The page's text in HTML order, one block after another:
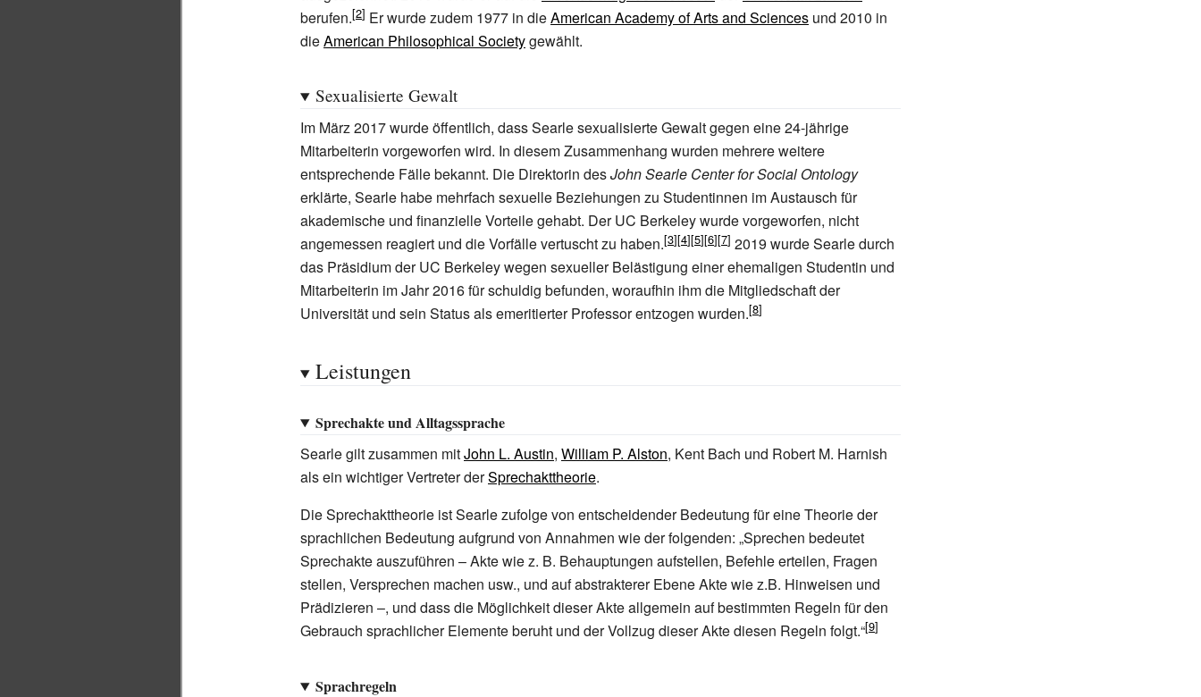
berufen.
Er wurde zudem 1977 in dieAmerican Academy of Arts and Sciences und 2010 in
dieAmerican Philosophical Societygewählt.
Sexualisierte Gewalt
Im März 2017 wurde öffentlich, dass Searle sexualisierte Gewalt gegen eine 24-jährige
Mitarbeiterin vorgeworfen wird. In diesem Zusammenhang wurden mehrere weitere
entsprechende Fälle bekannt. Die Direktorin desJohn Searle Center for Social Ontology
erklärte, Searle habe mehrfach sexuelle Beziehungen zu Studentinnen im Austausch für
akademische und finanzielle Vorteile gehabt. Der UC Berkeley wurde vorgeworfen, nicht
angemessen reagiert und die Vorfälle vertuscht zu haben.
2019 wurde Searle durch
das Präsidium der UC Berkeley wegen sexueller Belästigung einer ehemaligen Studentin und
Mitarbeiterin im Jahr 2016 für schuldig befunden, woraufhin ihm die Mitgliedschaft der
Universität und sein Status als emeritierter Professor entzogen wurden.
Leistungen
Sprechakte und Alltagssprache
Searle gilt zusammen mitJohn L. Austin, William P. Alston, Kent Bach und Robert M. Harnish
als ein wichtiger Vertreter derSprechakttheorie.
Die Sprechakttheorie ist Searle zufolge von entscheidender Bedeutung für eine Theorie der
sprachlichen Bedeutung aufgrund von Annahmen wie der folgenden: „Sprechen bedeutet
Sprechakte auszuführen – Akte wie z. B. Behauptungen aufstellen, Befehle erteilen, Fragen
stellen, Versprechen machen usw., und auf abstrakterer Ebene Akte wie z.B. Hinweisen und
Prädizieren –, und dass die Möglichkeit dieser Akte allgemein auf bestimmten Regeln für den
Gebrauch sprachlicher Elemente beruht und der Vollzug dieser Akte diesen Regeln folgt.“
Sprachregeln